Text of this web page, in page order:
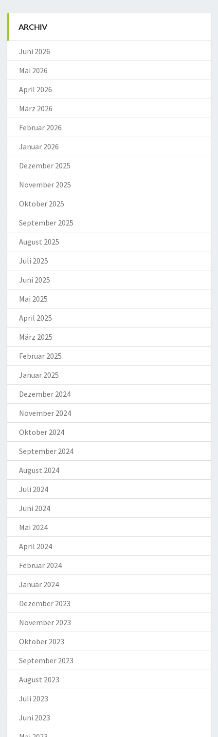
ARCHIV
Juni 2026
Mai 2026
April 2026
März 2026
Februar 2026
Januar 2026
Dezember 2025
November 2025
Oktober 2025
September 2025
August 2025
Juli 2025
Juni 2025
Mai 2025
April 2025
März 2025
Februar 2025
Januar 2025
Dezember 2024
November 2024
Oktober 2024
September 2024
August 2024
Juli 2024
Juni 2024
Mai 2024
April 2024
Februar 2024
Januar 2024
Dezember 2023
November 2023
Oktober 2023
September 2023
August 2023
Juli 2023
Juni 2023